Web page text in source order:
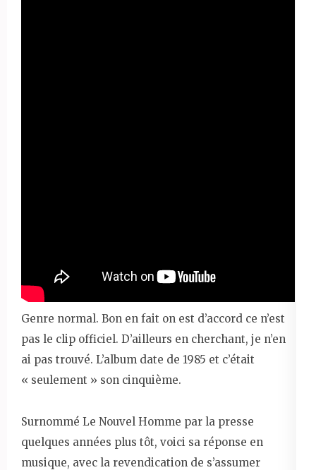
Genre normal. Bon en fait on est d’accord ce n’est
pas le clip officiel. D’ailleurs en cherchant, je n’en
ai pas trouvé. L’album date de 1985 et c’était
« seulement » son cinquième.
Surnommé Le Nouvel Homme par la presse
quelques années plus tôt, voici sa réponse en
musique, avec la revendication de s’assumer